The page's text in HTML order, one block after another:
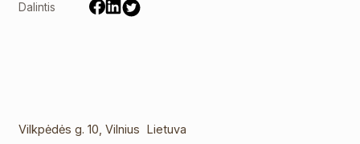
Dalintis
Vilkpėdės g. 10, Vilnius Lietuva